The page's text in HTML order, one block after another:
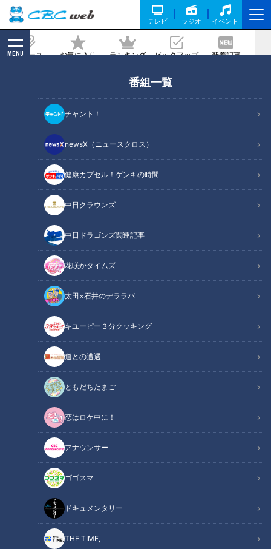
テレビ ラジオ イベント
ニュース お気に入り ランキング ピックアップ 新着記事
MENU
番組一覧
チャント！
newsX（ニュースクロス）
健康カプセル！ゲンキの時間
中日クラウンズ
中日ドラゴンズ関連記事
花咲かタイムズ
太田×石井のデララバ
キユーピー３分クッキング
道との遭遇
ともだちたまご
恋はロケ中に！
アナウンサー
ゴゴスマ
ドキュメンタリー
THE TIME,
記事に戻る
帰省時にできる簡単認知症チェック
この記事の画像
この記事を見たあなたへのおすすめ